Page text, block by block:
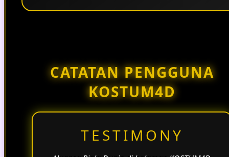
CATATAN PENGGUNA
KOSTUM4D
TESTIMONY